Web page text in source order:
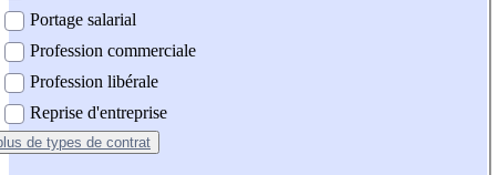
Portage salarial
Profession commerciale
Profession libérale
Reprise d'entreprise
de types de contrat